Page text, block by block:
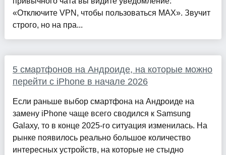
«Отключите VPN, чтобы пользоваться MAX». Звучит
строго, но на пра...
5 смартфонов на Андроиде, на которые можно
перейти с iPhone в начале 2026
Если раньше выбор смартфона на Андроиде на
замену iPhone чаще всего сводился к Samsung
Galaxy, то в конце 2025-го ситуация изменилась. На
рынке появилось реально большое количество
интересных устройств, на которые не стыдно